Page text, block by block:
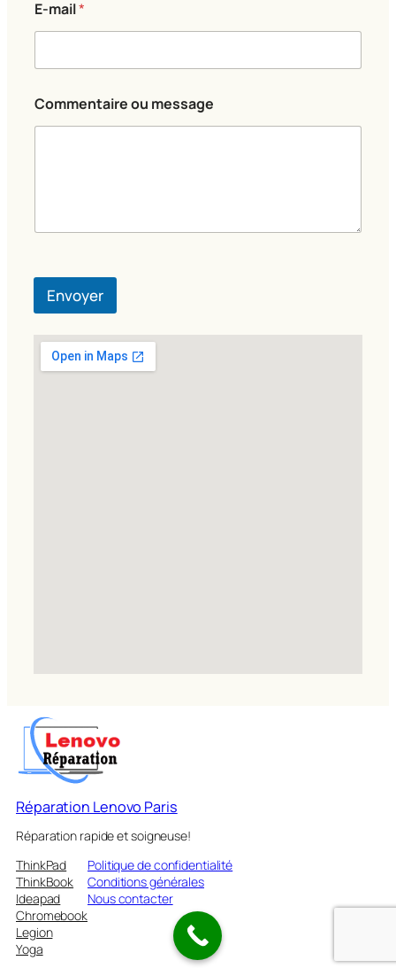
o
u
E-mail*
Commentaire ou message
Envoyer
Réparation Lenovo Paris
Réparation rapide et soigneuse!
ThinkPad
ThinkBook
Ideapad
Chromebook
Legion
Yoga
Politique de confidentialité
Conditions générales
Nous contacter